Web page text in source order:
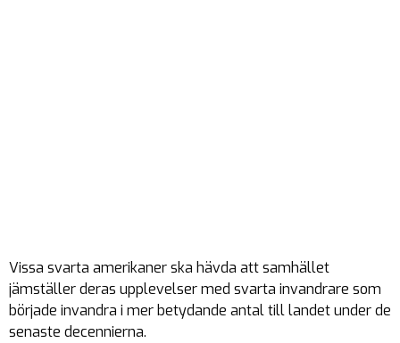
Vissa svarta amerikaner ska hävda att samhället
jämställer deras upplevelser med svarta invandrare som
började invandra i mer betydande antal till landet under de
senaste decennierna.